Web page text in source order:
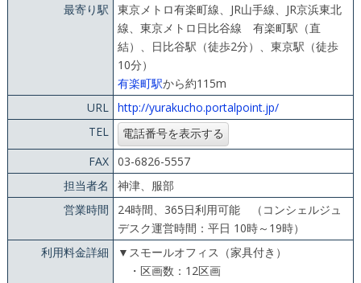
最寄り駅
東京メトロ有楽町線、JR山手線、JR京浜東北
線、東京メトロ日比谷線 有楽町駅（直
結）、日比谷駅（徒歩2分）、東京駅（徒歩
10分）
有楽町駅から約115m
URL http://yurakucho.portalpoint.jp/
TEL
FAX 03-6826-5557
担当者名
神津、服部
営業時間
24時間、365日利用可能 （コンシェルジュ
デスク運営時間：平日 10時～19時）
利用料金詳細
▼スモールオフィス（家具付き）
・区画数：12区画